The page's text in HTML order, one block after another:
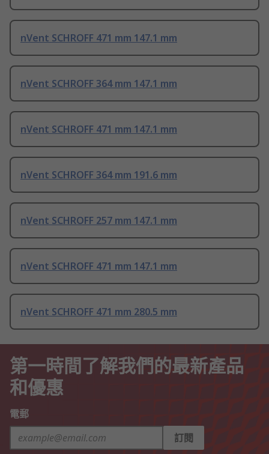
nVent SCHROFF 471 mm 147.1 mm
nVent SCHROFF 364 mm 147.1 mm
nVent SCHROFF 471 mm 147.1 mm
nVent SCHROFF 364 mm 191.6 mm
nVent SCHROFF 257 mm 147.1 mm
nVent SCHROFF 471 mm 147.1 mm
nVent SCHROFF 471 mm 280.5 mm
第一時間了解我們的最新產品
和優惠
電郵
訂閱